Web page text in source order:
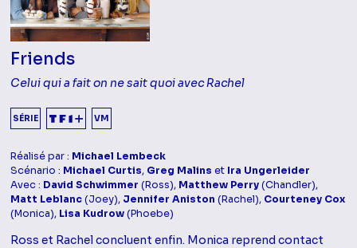
Friends
Celui qui a fait on ne sait quoi avec Rachel
SÉRIE VM
Réalisé par : Michael Lembeck
Scénario : Michael Curtis, Greg Malins et Ira Ungerleider
Avec : David Schwimmer (Ross), Matthew Perry(Chandler),
Matt Leblanc(Joey), Jennifer Aniston (Rachel), Courteney Cox
(Monica), Lisa Kudrow(Phoebe)
Ross et Rachel concluent enfin. Monica reprend contact